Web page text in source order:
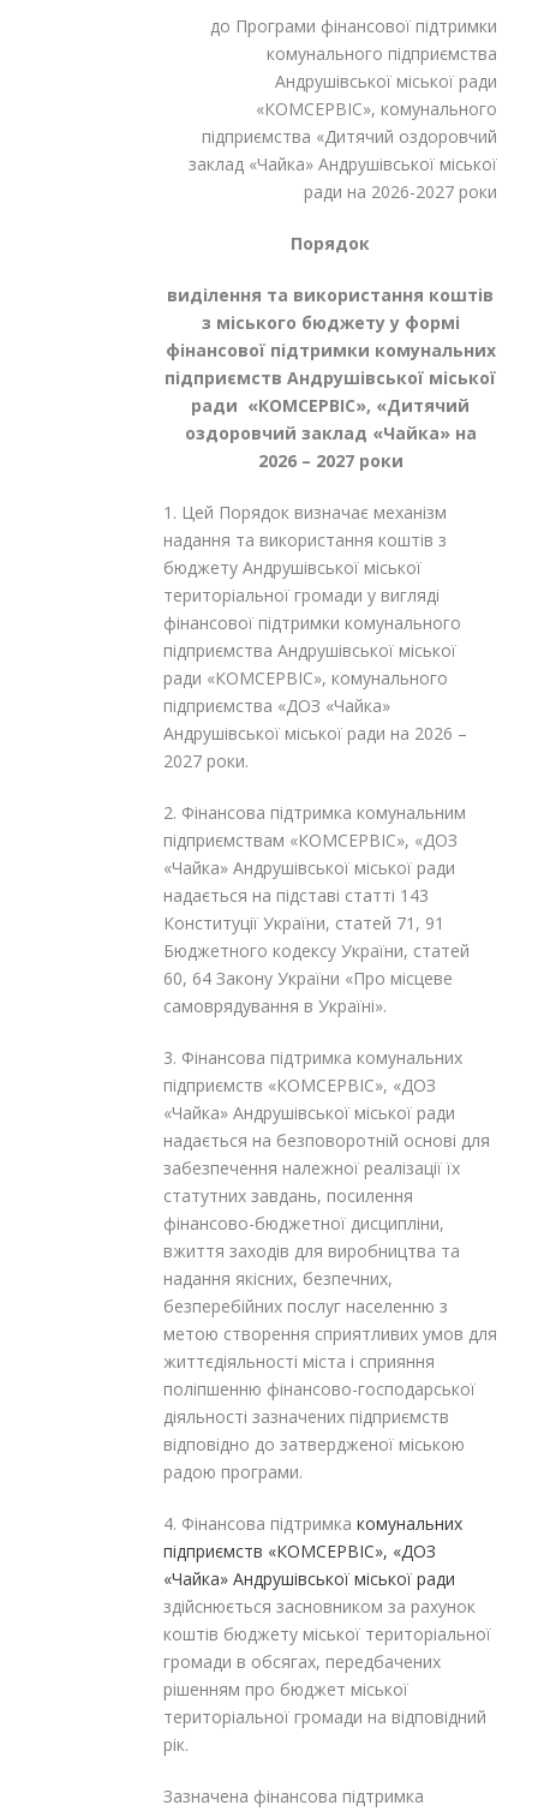
до Програми фінансової підтримки
комунального підприємства
Андрушівської міської ради
«КОМСЕРВІС», комунального
підприємства «Дитячий оздоровчий
заклад «Чайка» Андрушівської міської
ради на 2026-2027 роки
Порядок
виділення та використання коштів
з міського бюджету у формі
фінансової підтримки комунальних
підприємств Андрушівської міської
ради «КОМСЕРВІС», «Дитячий
оздоровчий заклад «Чайка» на
2026 – 2027 роки
1. Цей Порядок визначає механізм
надання та використання коштів з
бюджету Андрушівської міської
територіальної громади у вигляді
фінансової підтримки комунального
підприємства Андрушівської міської
ради «КОМСЕРВІС», комунального
підприємства «ДОЗ «Чайка»
Андрушівської міської ради на 2026 –
2027 роки.
2. Фінансова підтримка комунальним
підприємствам «КОМСЕРВІС», «ДОЗ
«Чайка» Андрушівської міської ради
надається на підставі статті 143
Конституції України, статей 71, 91
Бюджетного кодексу України, статей
60, 64 Закону України «Про місцеве
самоврядування в Україні».
3. Фінансова підтримка комунальних
підприємств «КОМСЕРВІС», «ДОЗ
«Чайка» Андрушівської міської ради
надається на безповоротній основі для
забезпечення належної реалізації їх
статутних завдань, посилення
фінансово-бюджетної дисципліни,
вжиття заходів для виробництва та
надання якісних, безпечних,
безперебійних послуг населенню з
метою створення сприятливих умов для
життєдіяльності міста і сприяння
поліпшенню фінансово-господарської
діяльності зазначених підприємств
відповідно до затвердженої міською
радою програми.
4. Фінансова підтримка комунальних
підприємств «КОМСЕРВІС», «ДОЗ
«Чайка» Андрушівської міської ради
здійснюється засновником за рахунок
коштів бюджету міської територіальної
громади в обсягах, передбачених
рішенням про бюджет міської
територіальної громади на відповідний
рік.
Зазначена фінансова підтримка